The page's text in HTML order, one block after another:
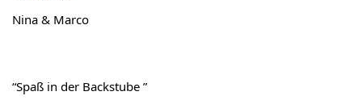
Nina & Marco
“Spaß in der Backstube ”